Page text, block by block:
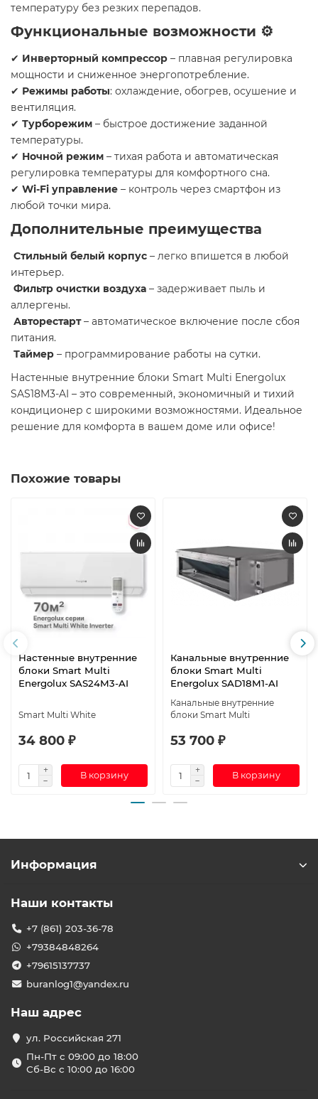
температуру без резких перепадов.
Функциональные возможности ⚙️
✔ Инверторный компрессор – плавная регулировка
мощности и сниженное энергопотребление.
✔ Режимы работы: охлаждение, обогрев, осушение и
вентиляция.
✔ Турборежим – быстрое достижение заданной
температуры.
✔ Ночной режим – тихая работа и автоматическая
регулировка температуры для комфортного сна.
✔ Wi-Fi управление – контроль через смартфон из
любой точки мира.
Дополнительные преимущества
Стильный белый корпус – легко впишется в любой
интерьер.
Фильтр очистки воздуха – задерживает пыль и
аллергены.
Авторестарт– автоматическое включение после сбоя
питания.
Таймер – программирование работы на сутки.
Настенные внутренние блоки Smart Multi Energolux
SAS18M3-AI – это современный, экономичный и тихий
кондиционер с широкими возможностями. Идеальное
решение для комфорта в вашем доме или офисе!
Похожие товары
Настенные внутренние
блоки Smart Multi
Energolux SAS24M3-AI
Smart Multi White
34 800 ₽
В корзину
Канальные внутренние
блоки Smart Multi
Energolux SAD18M1-AI
Канальные внутренние
блоки Smart Multi
53 700 ₽
В корзину
Информация
Наши контакты
+7 (861) 203-36-78
+79384848264
+79615137737
buranlog1@yandex.ru
Наш адрес
ул. Российская 271
Пн-Пт с 09:00 до 18:00
Сб-Вс с 10:00 до 16:00